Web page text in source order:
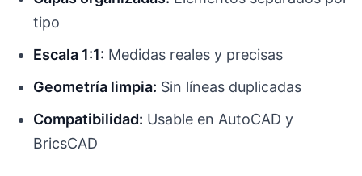
tipo
Escala 1:1: Medidas reales y precisas
Geometría limpia: Sin líneas duplicadas
Compatibilidad: Usable en AutoCAD y
BricsCAD